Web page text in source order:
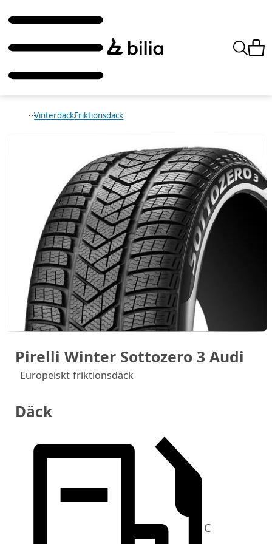
VinterdäckFriktionsdäck
Pirelli Winter Sottozero 3 Audi
Europeiskt friktionsdäck
Däck
C